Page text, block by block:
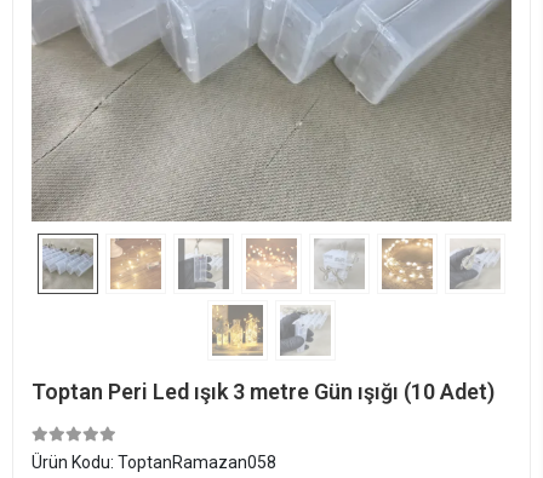
Toptan Peri Led ışık 3 metre Gün ışığı (10 Adet)
Ürün Kodu: ToptanRamazan058